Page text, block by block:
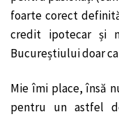
foarte corect
credit ipotecar și
Bucureștiului doar
Mie îmi place, însă
pentru un astfel